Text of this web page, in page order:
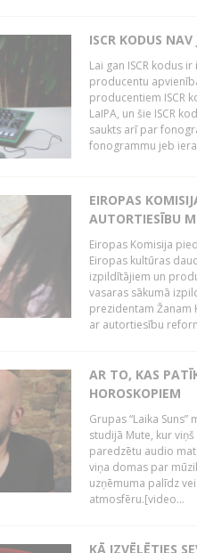
ISCR KODUS
Lai gan ISCR kodus
producentu
producentiem ISCR
LaIPA, un šie ISCR
saukts arī par
fonogrammu jeb
EIROPAS
AUTORTIESĪBU
Eiropas Komisija
Eiropas kultūras
izpildītājiem un
vasaras sākumā
prezidentam Žanam
ar autortiesību
AR TO, KAS
HOROSKOPIEM
Grupas “Laika
studijā Mute, kur
paredzētu audio
viņa domas par
uzņēmuma palīdz
atmosfēru.[video...
KĀ IZVĒLĒTIES